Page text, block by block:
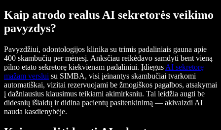
Kaip atrodo realus AI sekretorės veikimo
pavyzdys?
Pavyzdžiui, odontologijos klinika su trimis padaliniais gauna apie
400 skambučių per mėnesį. Anksčiau reikėdavo samdyti bent vieną
pilno etato sekretorę kiekvienam padaliniui. Įdiegus AI sekretorę
mažam verslui su SIMBA, visi įeinantys skambučiai tvarkomi
automatiškai, vizitai rezervuojami be žmogiškos pagalbos, atsakymai
į dažniausius klausimus teikiami akimirksniu. Tai leidžia augti be
didesnių išlaidų ir didina pacientų pasitenkinimą — akivaizdi AI
nauda kasdienybėje.